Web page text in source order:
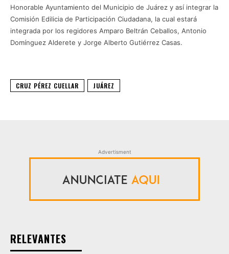
Honorable Ayuntamiento del Municipio de Juárez y así integrar la
Comisión Edilicia de Participación Ciudadana, la cual estará
integrada por los regidores Amparo Beltrán Ceballos, Antonio
Domínguez Alderete y Jorge Alberto Gutiérrez Casas.
CRUZ PÉREZ CUELLAR JUÁREZ
Advertisment
RELEVANTES